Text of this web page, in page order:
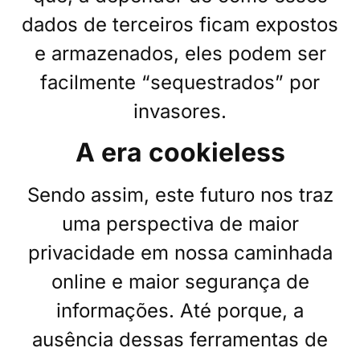
dados de terceiros ficam expostos
e armazenados, eles podem ser
facilmente “sequestrados” por
invasores.
A era cookieless
Sendo assim, este futuro nos traz
uma perspectiva de maior
privacidade em nossa caminhada
online e maior segurança de
informações. Até porque, a
ausência dessas ferramentas de